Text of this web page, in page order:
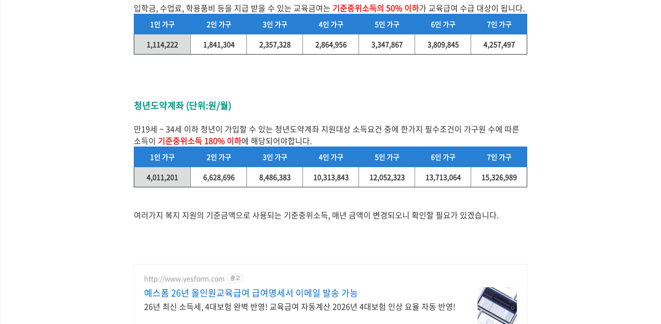
입학금, 수업료, 학용품비 등을 지급 받을 수 있는 교육금여는 기준중위소득의 50% 이하가 교육급여 수급 대상이 됩니다.
1인 가구 2인 가구 3인 가구 4인 가구 5인 가구 6인 가구 7인 가구
1,114,222 1,841,304 2,357,328 2,864,956 3,347,867 3,809,845 4,257,497
청년도약계좌 (단위:원/월)
만19세 ~ 34세 이하 청년이 가입할 수 있는 청년도약계좌 지원대상 소득요건 중에 한가지 필수조건이 가구원 수에 따른
소득이 기준중위소득 180% 이하에 해당되어야합니다.
1인 가구 2인 가구 3인 가구 4인 가구 5인 가구 6인 가구 7인 가구
4,011,201 6,628,696 8,486,383 10,313,843 12,052,323 13,713,064 15,326,989
여러가지 복지 지원의 기준금액으로 사용되는 기준중위소득, 매년 금액이 변경되오니 확인할 필요가 있겠습니다.
http://www.yesform.com 광고
예스폼 26년 올인원교육급여 급여명세서 이메일 발송 가능
26년 최신 소득세, 4대보험 완벽 반영! 교육급여 자동계산 2026년 4대보험 인상 요율 자동 반영!